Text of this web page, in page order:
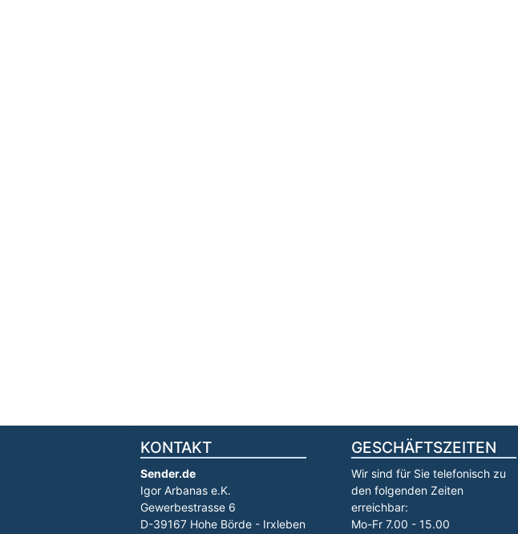
KONTAKT
Sender.de
Igor Arbanas e.K.
Gewerbestrasse 6
D-39167 Hohe Börde - Irxleben
GESCHÄFTSZEITEN
Wir sind für Sie telefonisch zu
den folgenden Zeiten
erreichbar:
Mo-Fr 7.00 - 15.00